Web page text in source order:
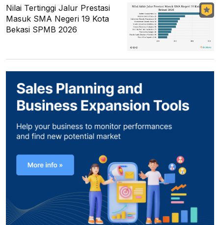
Nilai Tertinggi Jalur Prestasi
Masuk SMA Negeri 19 Kota
Bekasi SPMB 2026